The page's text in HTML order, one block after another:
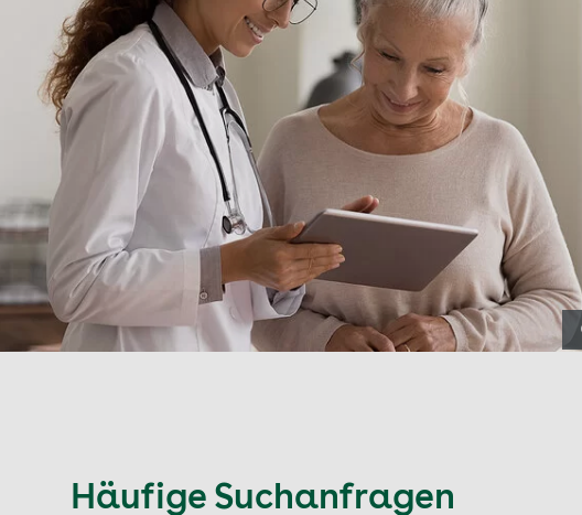
Häufige Suchanfragen